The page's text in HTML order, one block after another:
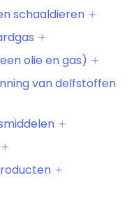
schaaldieren
olie en gas)
van delfstoffen